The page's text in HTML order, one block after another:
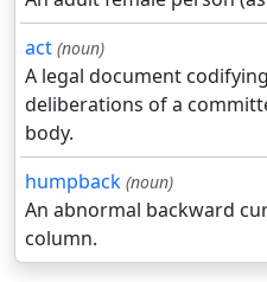
act (noun)
A legal document
deliberations of a
body.
humpback (noun)
An abnormal backward
column.